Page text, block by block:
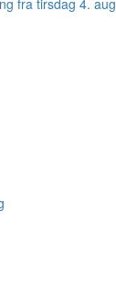
fra tirsdag 4. aug